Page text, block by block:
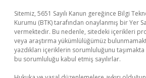
Sitemiz, 5651 Sayılı Kanun gereğince Bilgi
Kurumu (BTK) tarafından onaylanmış bir Yer
vermektedir. Bu nedenle, sitedeki içerikleri
veya araştırma yükümlülüğümüz
yazdıkları içeriklerin sorumluluğunu
bu sorumluluğu kabul etmiş sayılırlar.